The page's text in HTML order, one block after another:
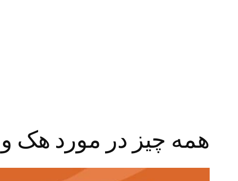
همه چیز در مورد هک و